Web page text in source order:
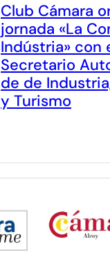
Club Cámara
jornada «La
Indústria» con
Secretario
de de
y Turismo